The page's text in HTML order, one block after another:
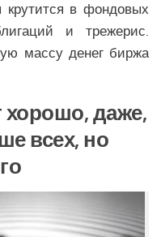
в фондовых
и трежерис.
массу денег биржа
даже,
всех, но